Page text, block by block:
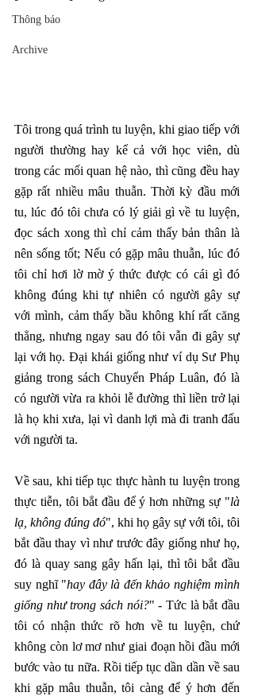
Thông báo
Archive
Tôi trong quá trình tu luyện, khi giao tiếp với
người thường hay kể cả với học viên, dù
trong các mối quan hệ nào, thì cũng đều hay
gặp rất nhiều mâu thuẫn. Thời kỳ đầu mới
tu, lúc đó tôi chưa có lý giải gì về tu luyện,
đọc sách xong thì chỉ cảm thấy bản thân là
nên sống tốt; Nếu có gặp mâu thuẫn, lúc đó
tôi chỉ hơi lờ mờ ý thức được có cái gì đó
không đúng khi tự nhiên có người gây sự
với mình, cảm thấy bầu không khí rất căng
thẳng, nhưng ngay sau đó tôi vẫn đi gây sự
lại với họ. Đại khái giống như ví dụ Sư Phụ
giảng trong sách Chuyển Pháp Luân, đó là
có người vừa ra khỏi lễ đường thì liền trở lại
là họ khi xưa, lại vì danh lợi mà đi tranh đấu
với người ta.
Về sau, khi tiếp tục thực hành tu luyện trong
thực tiễn, tôi bắt đầu để ý hơn những sự "là
lạ, không đúng đó", khi họ gây sự với tôi, tôi
bắt đầu thay vì như trước đây giống như họ,
đó là quay sang gây hấn lại, thì tôi bắt đầu
suy nghĩ "hay đây là đến khảo nghiệm mình
giống như trong sách nói?" - Tức là bắt đầu
tôi có nhận thức rõ hơn về tu luyện, chứ
không còn lơ mơ như giai đoạn hồi đầu mới
bước vào tu nữa. Rồi tiếp tục dần dần về sau
khi gặp mâu thuẫn, tôi càng để ý hơn đến